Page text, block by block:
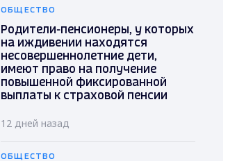
ОБЩЕСТВО
Родители-пенсионеры, у которых
на иждивении находятся
несовершеннолетние дети,
имеют право на получение
повышенной фиксированной
выплаты к страховой пенсии
12 дней назад
ОБЩЕСТВО